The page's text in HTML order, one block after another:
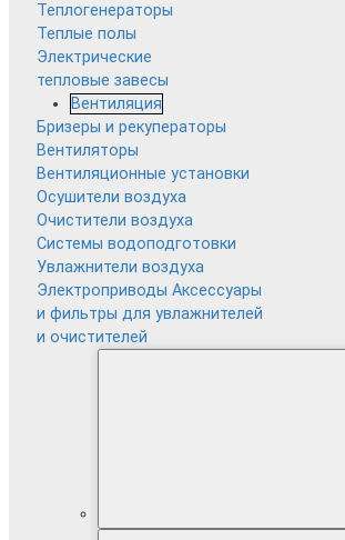
Теплогенераторы
Теплые полы
Электрические
тепловые завесы
Вентиляция
Бризеры и рекуператоры
Вентиляторы
Вентиляционные установки
Осушители воздуха
Очистители воздуха
Системы водоподготовки
Увлажнители воздуха
Электроприводы Аксессуары
и фильтры для увлажнителей
и очистителей